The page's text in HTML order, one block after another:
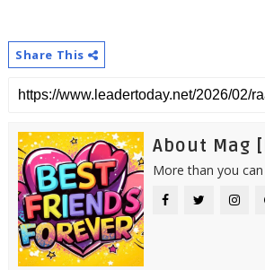
Share This
About Mag
More than you